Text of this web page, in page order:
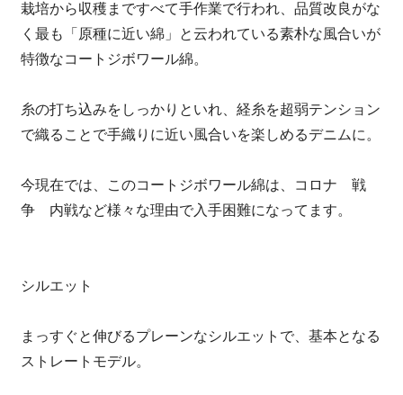
栽培から収穫まですべて手作業で行われ、品質改良がな
く最も「原種に近い綿」と云われている素朴な風合いが
特徴なコートジボワール綿。
糸の打ち込みをしっかりといれ、経糸を超弱テンション
で織ることで手織りに近い風合いを楽しめるデニムに。
今現在では、このコートジボワール綿は、コロナ 戦
争 内戦など様々な理由で入手困難になってます。
シルエット
まっすぐと伸びるプレーンなシルエットで、基本となる
ストレートモデル。